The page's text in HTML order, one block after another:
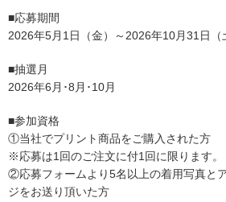
■応募期間
2026年5月1日（金）～2026年10月31日（
■抽選月
2026年6月･8月･10月
■参加資格
①当社でプリント商品をご購入された方
※応募は1回のご注文に付1回に限ります。
②応募フォームより5名以上の着用写真と
ジをお送り頂いた方